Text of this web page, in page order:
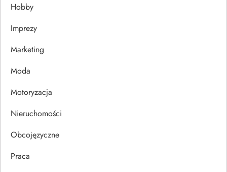
a
w
p
u
Hobby
Imprezy
Marketing
Moda
Motoryzacja
Nieruchomości
Obcojęzyczne
Praca